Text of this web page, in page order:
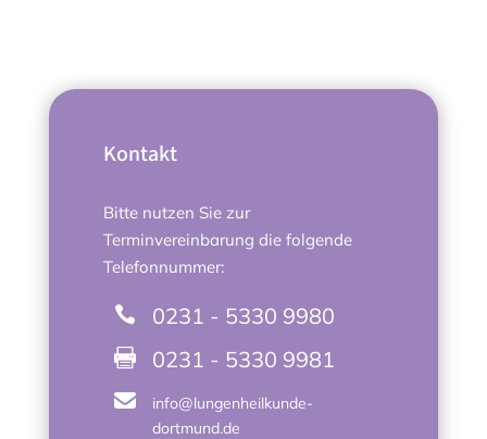
Kontakt
Bitte nutzen Sie zur
Terminvereinbarung die folgende
Telefonnummer:
 0231 - 5330 9980
 0231 - 5330 9981

info@lungenheilkunde-
dortmund.de